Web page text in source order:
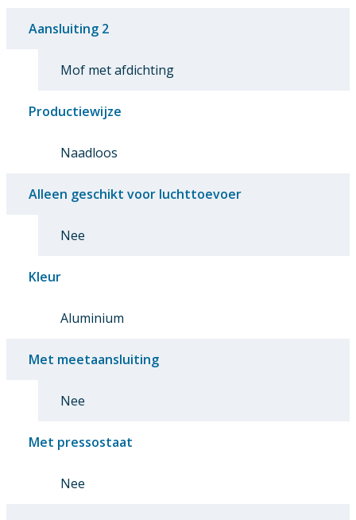
Aansluiting 2
Mof met afdichting
Productiewijze
Naadloos
Alleen geschikt voor luchttoevoer
Nee
Kleur
Aluminium
Met meetaansluiting
Nee
Met pressostaat
Nee